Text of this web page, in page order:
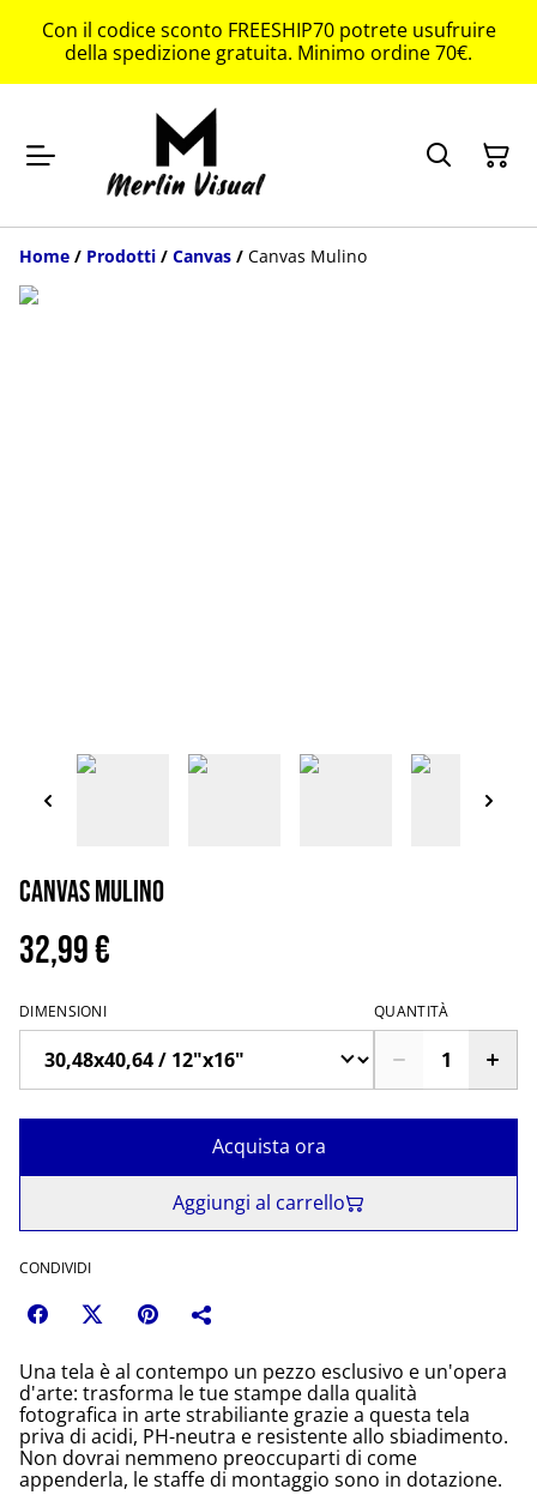
Con il codice sconto FREESHIP70 potrete usufruire
della spedizione gratuita. Minimo ordine 70€.
Home / Prodotti / Canvas / Canvas Mulino
Canvas Mulino
32,99 €
DIMENSIONI QUANTITÀ
Acquista ora
Aggiungi al carrello
CONDIVIDI
Una tela è al contempo un pezzo esclusivo e un'opera
d'arte: trasforma le tue stampe dalla qualità
fotografica in arte strabiliante grazie a questa tela
priva di acidi, PH-neutra e resistente allo sbiadimento.
Non dovrai nemmeno preoccuparti di come
appenderla, le staffe di montaggio sono in dotazione.